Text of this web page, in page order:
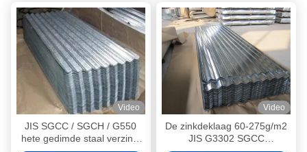
Video
JIS SGCC / SGCH / G550
hete gedimde staal verzinkt
Video
De zinkdeklaag 60-275g/m2
JIS G3302 SGCC